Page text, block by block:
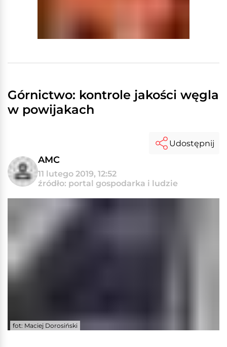
Górnictwo: kontrole jakości węgla
w powijakach
AMC
11 lutego 2019, 12:52
źródło: portal gospodarka i ludzie
Udostępnij
fot: Maciej Dorosiński